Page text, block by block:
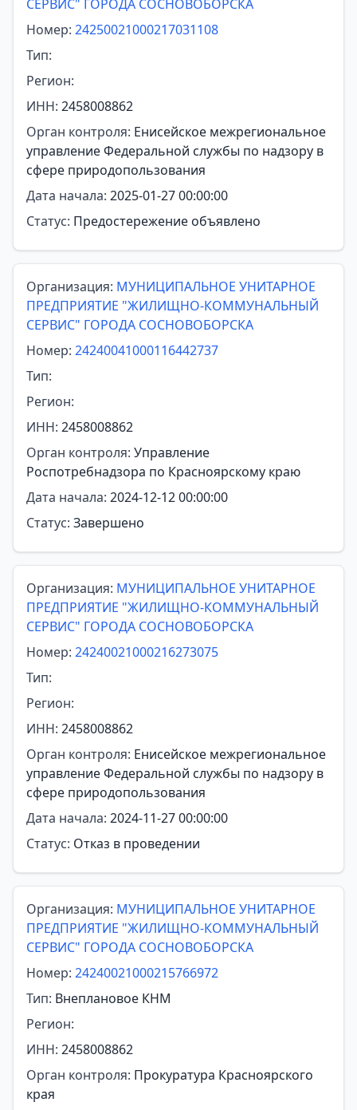
СЕРВИС" ГОРОДА СОСНОВОБОРСКА
Номер: 24250021000217031108
Тип:
Регион:
ИНН: 2458008862
Орган контроля: Енисейское межрегиональное
управление Федеральной службы по надзору в
сфере природопользования
Дата начала: 2025-01-27 00:00:00
Статус: Предостережение объявлено
Организация: МУНИЦИПАЛЬНОЕ УНИТАРНОЕ
ПРЕДПРИЯТИЕ "ЖИЛИЩНО-КОММУНАЛЬНЫЙ
СЕРВИС" ГОРОДА СОСНОВОБОРСКА
Номер: 24240041000116442737
Тип:
Регион:
ИНН: 2458008862
Орган контроля: Управление
Роспотребнадзора по Красноярскому краю
Дата начала: 2024-12-12 00:00:00
Статус: Завершено
Организация: МУНИЦИПАЛЬНОЕ УНИТАРНОЕ
ПРЕДПРИЯТИЕ "ЖИЛИЩНО-КОММУНАЛЬНЫЙ
СЕРВИС" ГОРОДА СОСНОВОБОРСКА
Номер: 24240021000216273075
Тип:
Регион:
ИНН: 2458008862
Орган контроля: Енисейское межрегиональное
управление Федеральной службы по надзору в
сфере природопользования
Дата начала: 2024-11-27 00:00:00
Статус: Отказ в проведении
Организация: МУНИЦИПАЛЬНОЕ УНИТАРНОЕ
ПРЕДПРИЯТИЕ "ЖИЛИЩНО-КОММУНАЛЬНЫЙ
СЕРВИС" ГОРОДА СОСНОВОБОРСКА
Номер: 24240021000215766972
Тип: Внеплановое КНМ
Регион:
ИНН: 2458008862
Орган контроля: Прокуратура Красноярского
края